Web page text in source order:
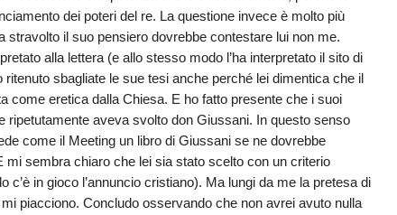
dei poteri del re. La questione invece è molto più
stravolto il suo pensiero dovrebbe contestare lui non me.
alla lettera (e allo stesso modo l’ha interpretato il sito di
sbagliate le sue tesi anche perché lei dimentica che il
come eretica dalla Chiesa. E ho fatto presente che i suoi
ripetutamente aveva svolto don Giussani. In questo senso
come il Meeting un libro di Giussani se ne dovrebbe
mi sembra chiaro che lei sia stato scelto con un criterio
c’è in gioco l’annuncio cristiano). Ma lungi da me la pretesa di
piacciono. Concludo osservando che non avrei avuto nulla